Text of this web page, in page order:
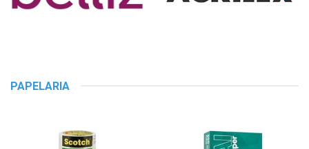
PAPELARIA